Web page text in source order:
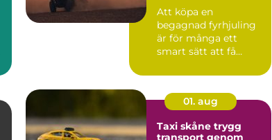
Att köpa en
begagnad fyrhjuling
är för många ett
smart sätt att få
pengarna. Många...
01. aug
Taxi skåne trygg
transport genom